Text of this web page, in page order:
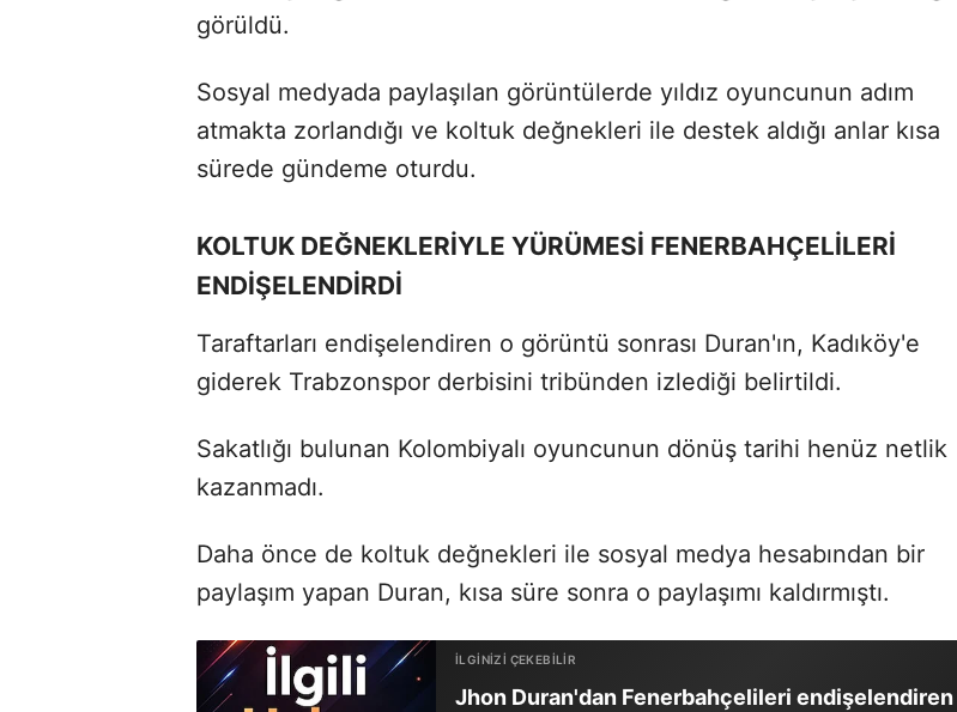
görüldü.
Sosyal medyada paylaşılan görüntülerde yıldız oyuncunun adım
atmakta zorlandığı ve koltuk değnekleri ile destek aldığı anlar kısa
sürede gündeme oturdu.
KOLTUK DEĞNEKLERİYLE YÜRÜMESİ FENERBAHÇELİLERİ
ENDİŞELENDİRDİ
Taraftarları endişelendiren o görüntü sonrası Duran'ın, Kadıköy'e
giderek Trabzonspor derbisini tribünden izlediği belirtildi.
Sakatlığı bulunan Kolombiyalı oyuncunun dönüş tarihi henüz netlik
kazanmadı.
Daha önce de koltuk değnekleri ile sosyal medya hesabından bir
paylaşım yapan Duran, kısa süre sonra o paylaşımı kaldırmıştı.
Jhon Duran'dan Fenerbahçelileri endişelendiren